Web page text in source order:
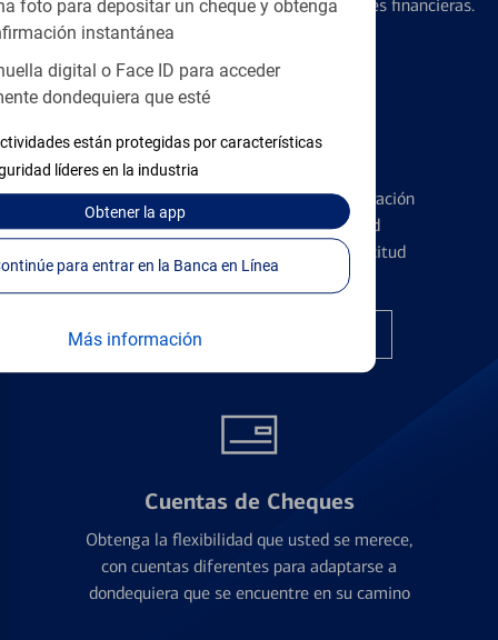
foto para depositar un cheque y obtenga
instantánea
digital o Face ID para acceder
dondequiera que esté
están protegidas por características
líderes en la industria
Obtenerla app
Continúe para entrar en la Banca en Línea
Más información
diseñados para ayudar con todas sus necesidades financieras.
Tarjetas de Crédito
Conozca los pormenores de la administración
de tarjetas de crédito y la identidad
financiera antes de presentar una solicitud
Encuentre la tarjeta correcta
Cuentas de Cheques
Obtenga la flexibilidad que usted se merece,
con cuentas diferentes para adaptarse a
dondequiera que se encuentre en su camino